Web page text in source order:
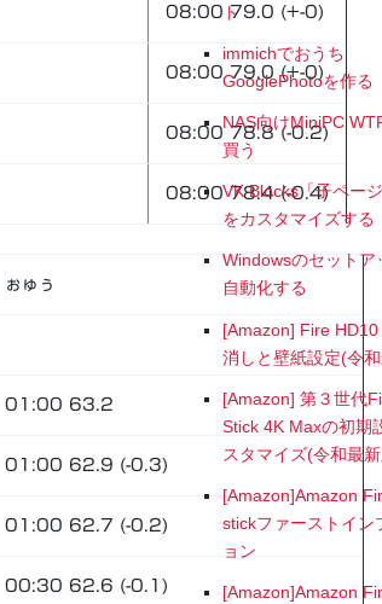
08:00 79.0 (+-0)
08:00 79.0 (+-0)
08:00 78.8 (-0.2)
08:00 78.4 (-0.4)
ぉゅぅ
01:00 63.2
01:00 62.9 (-0.3)
01:00 62.7 (-0.2)
00:30 62.6 (-0.1)
ト
immichでおうち
GooglePhotoを作る
NAS向けMiniPC
買う
VK Blocks「子ページ
をカスタマイズする
Windowsのセットア
自動化する
[Amazon] Fire
消しと壁紙設定(令
[Amazon] 第３世代
Stick 4K Maxの初期
スタマイズ(令和最
[Amazon]Amazon
stickファーストイン
ョン
[Amazon]Amazon